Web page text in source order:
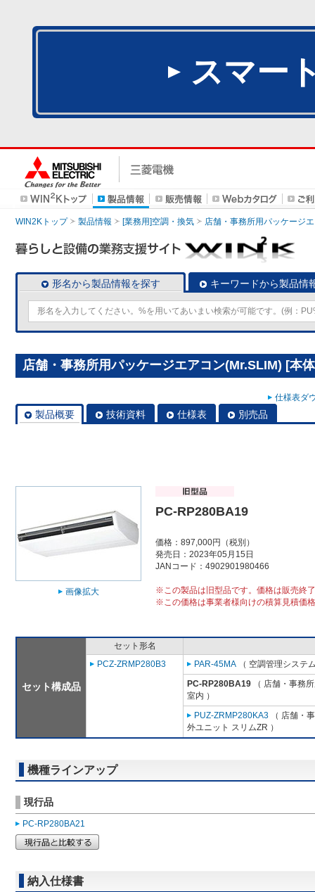
スマー
WIN2Kトップ 製品情報 [業務用]空調・換気 店舗・事務所用パッケージ
形名から製品情報を探す キーワードから製品情
店舗・事務所用パッケージエアコン(Mr.SLIM) [本
仕様表ダ
製品概要 技術資料 仕様表 別売品
画像拡大
PC-RP280BA19
価格：897,000円（税別）
発売日：2023年05月15日
JANコード：4902901980466
※この製品は旧型品です。価格は販売終
※この価格は事業者様向けの積算見積価
セット構成品
セット形名
PCZ-ZRMP280B3
PAR-45MA （ 空調管理システ
PC-RP280BA19 （ 店舗・事務
室内 ）
PUZ-ZRMP280KA3 （ 店舗・
外ユニット スリムZR ）
機種ラインアップ
現行品
PC-RP280BA21
納入仕様書